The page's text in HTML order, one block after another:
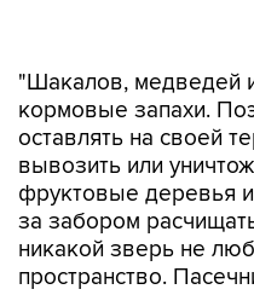
оставлять на своей
вывозить или
фруктовые деревья и
за забором
никакой зверь не
пространство.
устанавливать
является отличной